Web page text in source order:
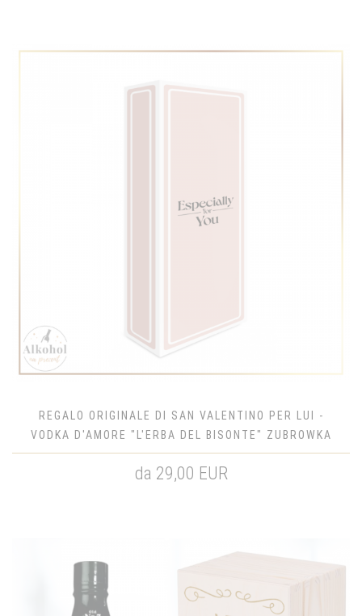
REGALO ORIGINALE DI SAN VALENTINO PER LUI -
VODKA D'AMORE "L'ERBA DEL BISONTE" ZUBROWKA
da 29,00 EUR